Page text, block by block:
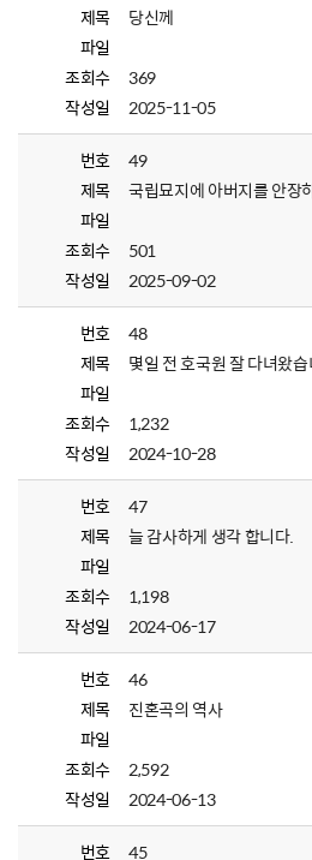
제목
당신께
파일
조회수
369
작성일
2025-11-05
번호
49
제목
국립묘지에 아버지를 안장
파일
조회수
501
작성일
2025-09-02
번호
48
제목
몇일 전 호국원 잘 다녀왔
파일
조회수
1,232
작성일
2024-10-28
번호
47
제목
늘 감사하게 생각 합니다.
파일
조회수
1,198
작성일
2024-06-17
번호
46
제목
진혼곡의 역사
파일
조회수
2,592
작성일
2024-06-13
번호
45